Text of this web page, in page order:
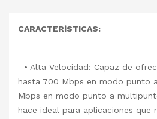
CARACTERÍSTICAS:
• Alta Velocidad: Capaz de
hasta 700 Mbps en modo punto
Mbps en modo punto a
hace ideal para aplicaciones que